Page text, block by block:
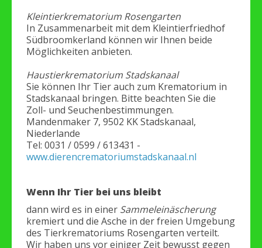
Kleintierkrematorium Rosengarten
In Zusammenarbeit mit dem Kleintierfriedhof
Südbroomkerland können wir Ihnen beide
Möglichkeiten anbieten.
Haustierkrematorium Stadskanaal
Sie können Ihr Tier auch zum Krematorium in
Stadskanaal bringen. Bitte beachten Sie die
Zoll- und Seuchenbestimmungen.
Mandenmaker 7, 9502 KK Stadskanaal,
Niederlande
Tel: 0031 / 0599 / 613431 -
www.dierencrematoriumstadskanaal.nl
Wenn Ihr Tier bei uns bleibt
dann wird es in einer Sammeleinäscherung
kremiert und die Asche in der freien Umgebung
des Tierkrematoriums Rosengarten verteilt.
Wir haben uns vor einiger Zeit bewusst gegen